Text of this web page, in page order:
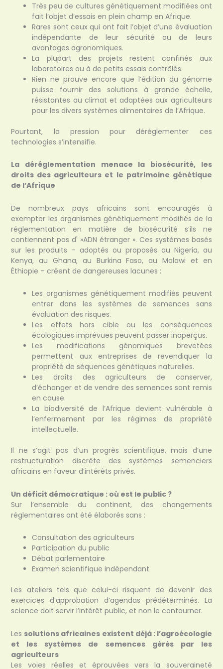
Très peu de cultures génétiquement modifiées ont
fait l’objet d’essais en plein champ en Afrique.
Rares sont ceux qui ont fait l’objet d’une évaluation
indépendante de leur sécurité ou de leurs
avantages agronomiques.
La plupart des projets restent confinés aux
laboratoires ou à de petits essais contrôlés.
Rien ne prouve encore que l’édition du génome
puisse fournir des solutions à grande échelle,
résistantes au climat et adaptées aux agriculteurs
pour les divers systèmes alimentaires de l’Afrique.
Pourtant, la pression pour déréglementer ces
technologies s’intensifie.
La déréglementation menace la biosécurité, les
droits des agriculteurs et le patrimoine génétique
de l’Afrique
De nombreux pays africains sont encouragés à
exempter les organismes génétiquement modifiés de la
réglementation en matière de biosécurité s’ils ne
contiennent pas d' »ADN étranger ». Ces systèmes basés
sur les produits – adoptés ou proposés au Nigeria, au
Kenya, au Ghana, au Burkina Faso, au Malawi et en
Éthiopie – créent de dangereuses lacunes :
Les organismes génétiquement modifiés peuvent
entrer dans les systèmes de semences sans
évaluation des risques.
Les effets hors cible ou les conséquences
écologiques imprévues peuvent passer inaperçus.
Les modifications génomiques brevetées
permettent aux entreprises de revendiquer la
propriété de séquences génétiques naturelles.
Les droits des agriculteurs de conserver,
d’échanger et de vendre des semences sont remis
en cause.
La biodiversité de l’Afrique devient vulnérable à
l’enfermement par les régimes de propriété
intellectuelle.
Il ne s’agit pas d’un progrès scientifique, mais d’une
restructuration discrète des systèmes semenciers
africains en faveur d’intérêts privés.
Un déficit démocratique : où est le public ?
Sur l’ensemble du continent, des changements
réglementaires ont été élaborés sans :
Consultation des agriculteurs
Participation du public
Débat parlementaire
Examen scientifique indépendant
Les ateliers tels que celui-ci risquent de devenir des
exercices d’approbation d’agendas prédéterminés. La
science doit servir l’intérêt public, et non le contourner.
Les solutions africaines existent déjà : l’agroécologie
et les systèmes de semences gérés par les
agriculteurs
Les voies réelles et éprouvées vers la souveraineté